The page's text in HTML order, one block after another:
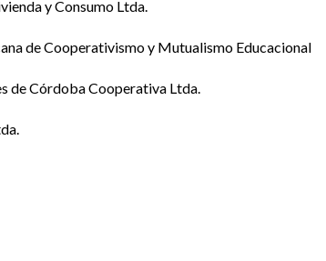
y Consumo Ltda.
de Cooperativismo y Mutualismo Educacional
de Córdoba Cooperativa Ltda.